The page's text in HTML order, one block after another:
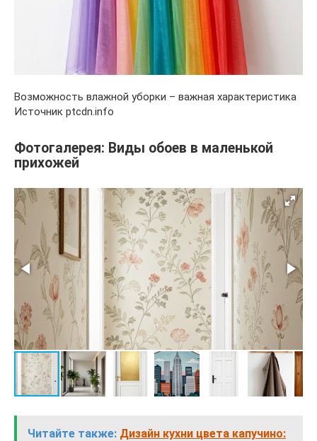
Возможность влажной уборки – важная характеристика
Источник ptcdn.info
Фотогалерея: Виды обоев в маленькой
прихожей
Читайте также: Дизайн кухни цвета капучино: